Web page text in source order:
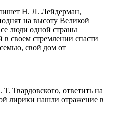
Н. Л. Лейдерман,
на высоту Великой
люди одной страны
своем стремлении спасти
свой дом от
Твардовского, ответить на
лирики нашли отражение в